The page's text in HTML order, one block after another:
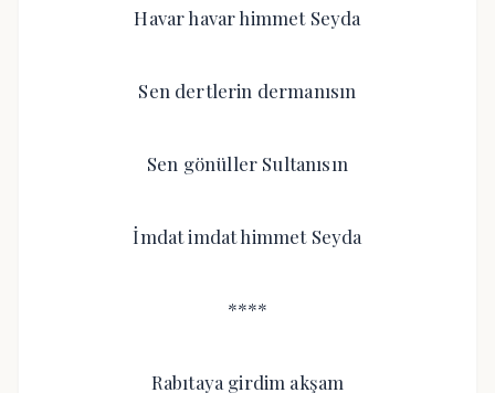
Havar havar himmet Seyda
Sen dertlerin dermanısın
Sen gönüller Sultanısın
İmdat imdat himmet Seyda
****
Rabıtaya girdim akşam